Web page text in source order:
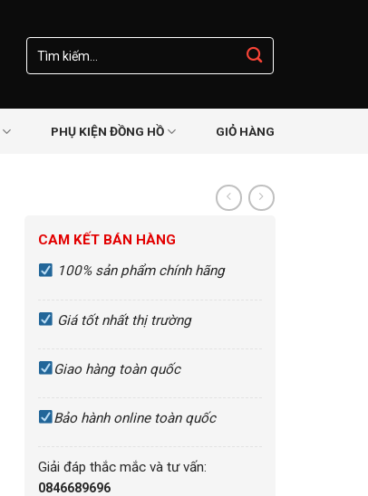
Tìm
kiếm:
PHỤ KIỆN ĐỒNG HỒ GIỎ HÀNG
CAM KẾT BÁN HÀNG
100% sản phẩm chính hãng
Giá tốt nhất thị trường
Giao hàng toàn quốc
Bảo hành online toàn quốc
Giải đáp thắc mắc và tư vấn:
0846689696